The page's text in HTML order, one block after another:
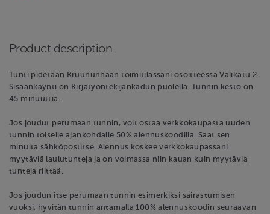
Product description
Tunti pidetään Kruununhaan toimitilassani osoitteessa Välikatu 2.
Sisäänkäynti on Kirjatyöntekijänkadun puolella. Tunnin kesto on
45 minuuttia.
Jos joudut perumaan tunnin, voit ostaa verkkokaupasta uuden
tunnin toiselle ajankohdalle 50% alennuskoodilla. Saat sen
minulta sähköpostitse. Alennus koskee verkkokaupassani
myytäviä laulutunteja ja on voimassa niin kauan kuin myytäviä
tunteja riittää.
Jos joudun itse perumaan tunnin esimerkiksi sairastumisen
vuoksi, hyvitän tunnin antamalla 100% alennuskoodin seuraavan